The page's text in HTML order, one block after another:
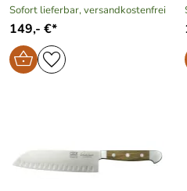
Sofort lieferbar, versandkostenfrei
149,- €*